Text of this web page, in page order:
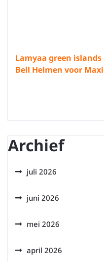
Lamyaa green islands
Bell Helmen voor
Archief
juli 2026
juni 2026
mei 2026
april 2026